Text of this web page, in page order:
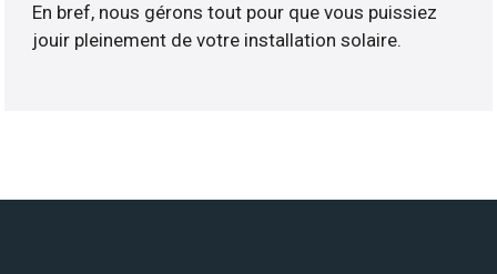
En bref, nous gérons tout pour que vous puissiez
jouir pleinement de votre installation solaire.